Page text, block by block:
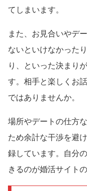
てしまいます。
また、お見合いやデ
ないといけなかった
り、といった決まり
す。相手と楽しくお
ではありませんか。
場所やデートの仕方
ため余計な干渉を避
録しています。自分
きるのが婚活サイト